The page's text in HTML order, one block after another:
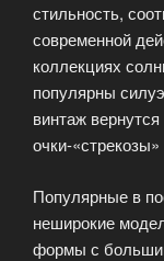
стильность,
современной
коллекциях
популярны
винтаж
очки-
Популярные в
неширокие
формы с